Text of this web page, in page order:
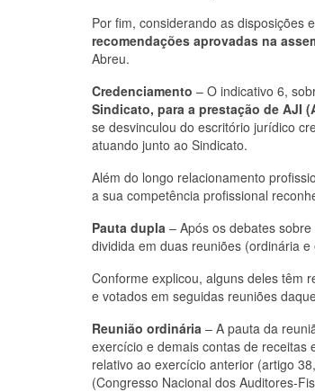
Por fim, considerando as disposições
recomendações aprovadas na
Abreu.
Credenciamento – O indicativo 6,
Sindicato, para a prestação de AJI
se desvinculou do escritório jurídico
atuando junto ao Sindicato.
Além do longo relacionamento
a sua competência profissional
Pauta dupla – Após os debates
dividida em duas reuniões (ordinária
Conforme explicou, alguns deles têm
e votados em seguidas reuniões
Reunião ordinária – A pauta da
exercício e demais contas de receitas
relativo ao exercício anterior (artigo
(Congresso Nacional dos Auditores-